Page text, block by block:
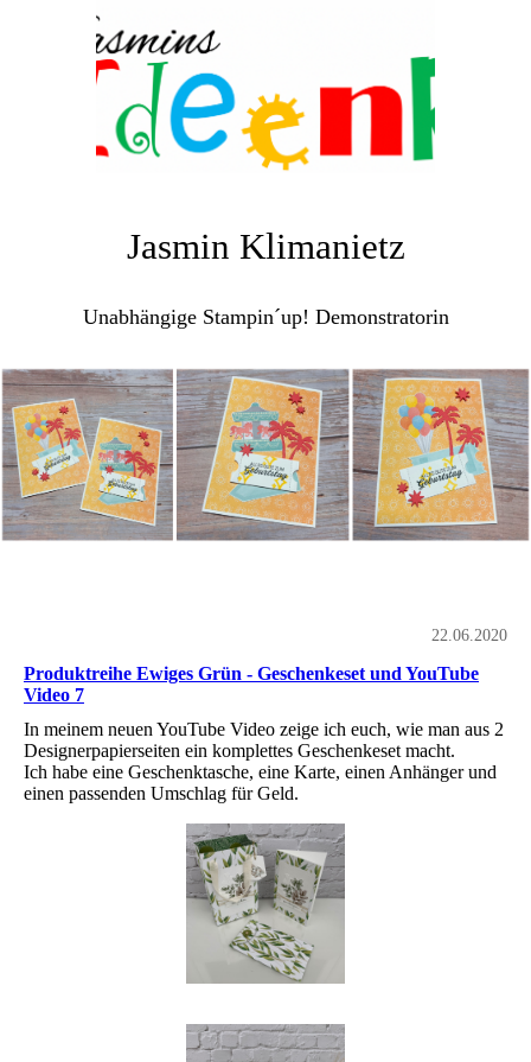
Jasmin Klimanietz
Unabhängige Stampin´up! Demonstratorin
22.06.2020
Produktreihe Ewiges Grün - Geschenkeset und YouTube
Video 7
In meinem neuen YouTube Video zeige ich euch, wie man aus 2
Designerpapierseiten ein komplettes Geschenkeset macht.
Ich habe eine Geschenktasche, eine Karte, einen Anhänger und
einen passenden Umschlag für Geld.